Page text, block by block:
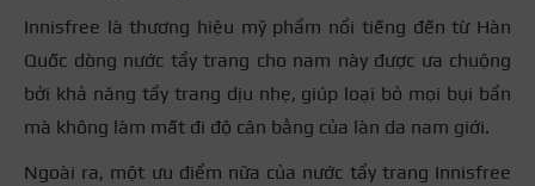
Innisfree là thương hiệu mỹ phẩm nổi tiếng đến từ Hàn
Quốc dòng nước tẩy trang cho nam này được ưa chuộng
bởi khả năng tẩy trang dịu nhẹ, giúp loại bỏ mọi bụi bẩn
mà không làm mất đi độ cân bằng của làn da nam giới.
Ngoài ra, một ưu điểm nữa của nước tẩy trang Innisfree